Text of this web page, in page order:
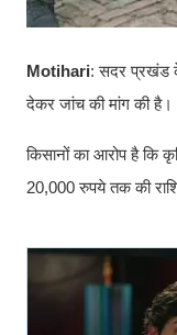
Motihari: सदर प्रखंड
देकर जांच की मांग की है।
किसानों का आरोप है कि
20,000 रुपये तक की